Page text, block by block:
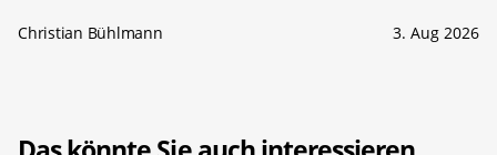
Christian Bühlmann 3. Aug 2026